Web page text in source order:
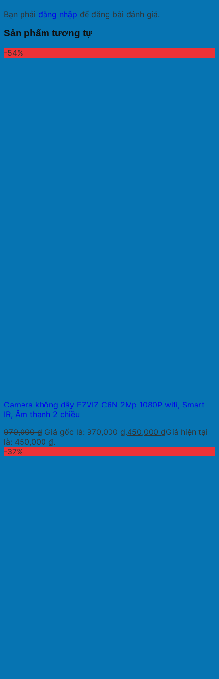
Bạn phải đăng nhập để đăng bài đánh giá.
Sản phẩm tương tự
-54%
Camera không dây EZVIZ C6N 2Mp 1080P wifi, Smart
IR, Âm thanh 2 chiều
970,000₫ Giá gốc là: 970,000 ₫.450,000 ₫Giá hiện tại
là: 450,000 ₫.
-37%